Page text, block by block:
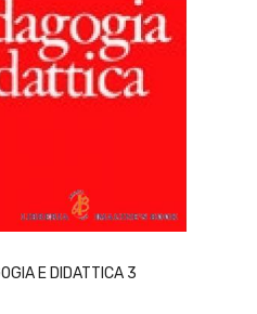
E DIDATTICA 3
ACQUISTA